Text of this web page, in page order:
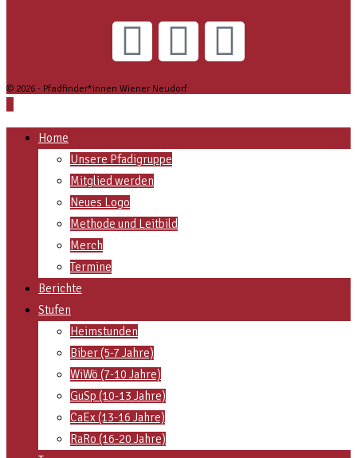
© 2026 - Pfadfinder*innen Wiener Neudorf
Home
Unsere Pfadigruppe
Mitglied werden
Neues Logo
Methode und Leitbild
Merch
Termine
Berichte
Stufen
Heimstunden
Biber (5-7 Jahre)
WiWö (7-10 Jahre)
GuSp (10-13 Jahre)
CaEx (13-16 Jahre)
RaRo (16-20 Jahre)